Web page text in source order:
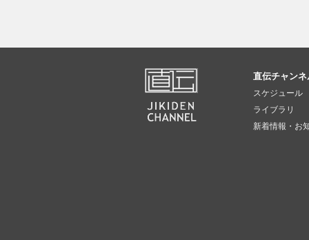
直伝チャン
スケジュール
ライブラリ
新着情報・お